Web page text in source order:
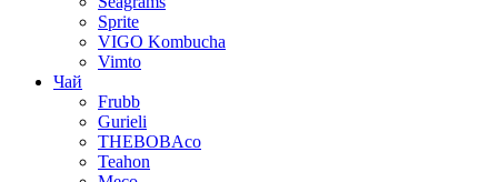
Sprite
VIGO Kombucha
Vimto
Чай
Frubb
Gurieli
THEBOBAco
Teahon